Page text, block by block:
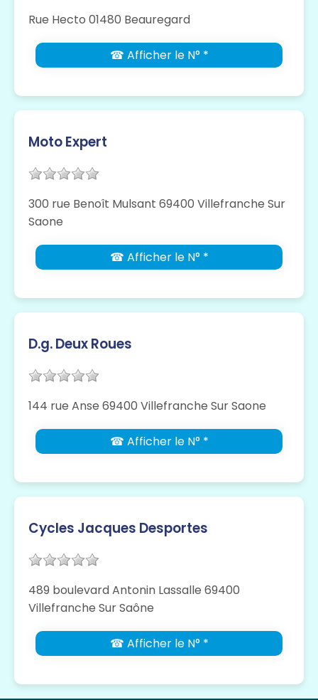
Rue Hecto 01480 Beauregard
☎ Afficher le N° *
Moto Expert
300 rue Benoît Mulsant 69400 Villefranche Sur
Saone
☎ Afficher le N° *
D.g. Deux Roues
144 rue Anse 69400 Villefranche Sur Saone
☎ Afficher le N° *
Cycles Jacques Desportes
489 boulevard Antonin Lassalle 69400
Villefranche Sur Saône
☎ Afficher le N° *